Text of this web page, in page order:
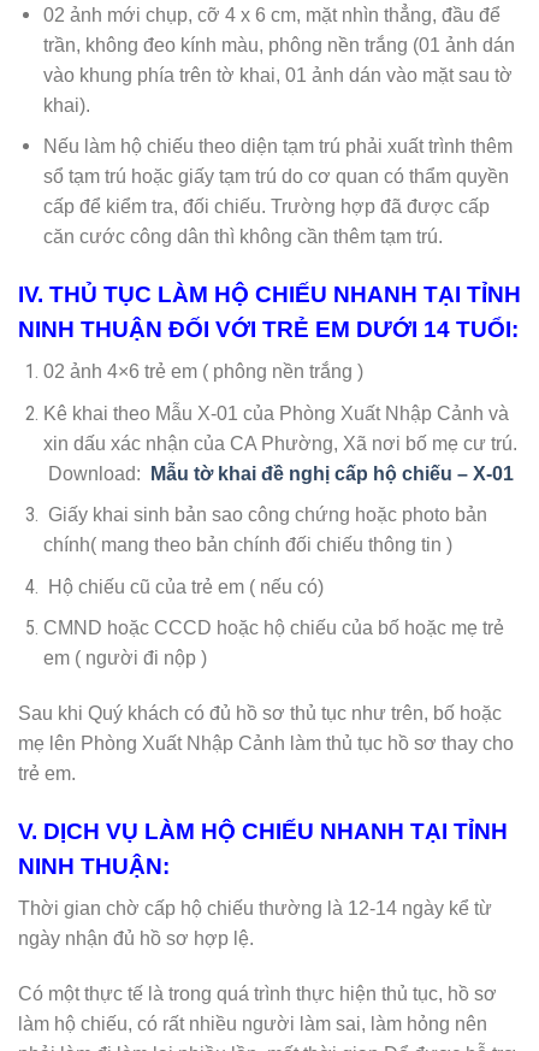
02 ảnh mới chụp, cỡ 4 x 6 cm, mặt nhìn thẳng, đầu để
trần, không đeo kính màu, phông nền trắng (01 ảnh dán
vào khung phía trên tờ khai, 01 ảnh dán vào mặt sau tờ
khai).
Nếu làm hộ chiếu theo diện tạm trú phải xuất trình thêm
sổ tạm trú hoặc giấy tạm trú do cơ quan có thẩm quyền
cấp để kiểm tra, đối chiếu. Trường hợp đã được cấp
căn cước công dân thì không cần thêm tạm trú.
IV. THỦ TỤC LÀM HỘ CHIẾU NHANH TẠI TỈNH
NINH THUẬN ĐỐI VỚI TRẺ EM DƯỚI 14 TUỔI:
02 ảnh 4×6 trẻ em ( phông nền trắng )
Kê khai theo Mẫu X-01 của Phòng Xuất Nhập Cảnh và
xin dấu xác nhận của CA Phường, Xã nơi bố mẹ cư trú.
Download:
Mẫu tờ khai đề nghị cấp hộ chiếu – X-01
Giấy khai sinh bản sao công chứng hoặc photo bản
chính( mang theo bản chính đối chiếu thông tin )
Hộ chiếu cũ của trẻ em ( nếu có)
CMND hoặc CCCD hoặc hộ chiếu của bố hoặc mẹ trẻ
em ( người đi nộp )
Sau khi Quý khách có đủ hồ sơ thủ tục như trên, bố hoặc
mẹ lên Phòng Xuất Nhập Cảnh làm thủ tục hồ sơ thay cho
trẻ em.
V. DỊCH VỤ LÀM HỘ CHIẾU NHANH TẠI TỈNH
NINH THUẬN:
Thời gian chờ cấp hộ chiếu thường là 12-14 ngày kể từ
ngày nhận đủ hồ sơ hợp lệ.
Có một thực tế là trong quá trình thực hiện thủ tục, hồ sơ
làm hộ chiếu, có rất nhiều người làm sai, làm hỏng nên